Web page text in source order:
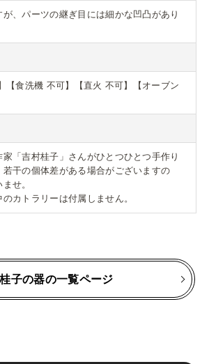
、パーツの継ぎ目には細かな凹凸があり
【食洗機 不可】【直火 不可】【オーブン
「吉村桂子」さんがひとつひとつ手作り
干の個体差がある場合がございますの
せ。
カトラリーは付属しません。
子の器の一覧ページ